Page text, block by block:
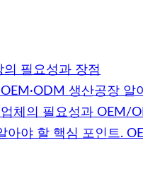
필요성과 장점
생산공장 알
체의 필요성과 OEM/
아야 할 핵심 포인트.